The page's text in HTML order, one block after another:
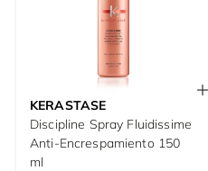
KERASTASE
Discipline Spray Fluidissime
Anti-Encrespamiento 150
ml